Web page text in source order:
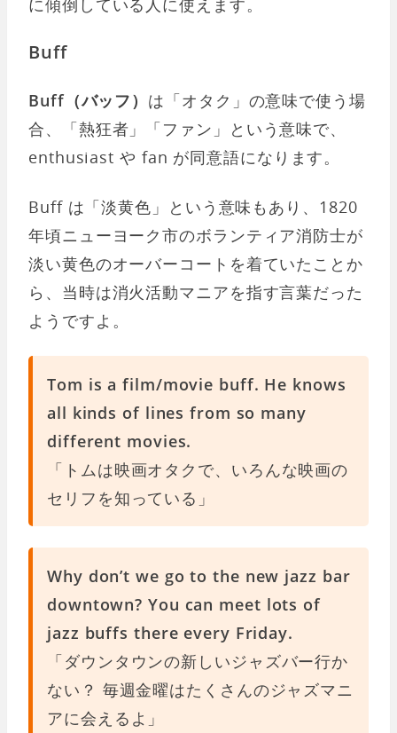
に傾倒している人に使えます。
Buff
Buff（バッフ） は「オタク」の意味で使う場
合、「熱狂者」「ファン」という意味で、
enthusiast や fan が同意語になります。
Buff は「淡黄色」という意味もあり、1820
年頃ニューヨーク市のボランティア消防士が
淡い黄色のオーバーコートを着ていたことか
ら、当時は消火活動マニアを指す言葉だった
ようですよ。
Tom is a film/movie buff. He knows
all kinds of lines from so many
different movies.
「トムは映画オタクで、いろんな映画の
セリフを知っている」
Why don’t we go to the new jazz bar
downtown? You can meet lots of
jazz buffs there every Friday.
「ダウンタウンの新しいジャズバー行か
ない？ 毎週金曜はたくさんのジャズマニ
アに会えるよ」